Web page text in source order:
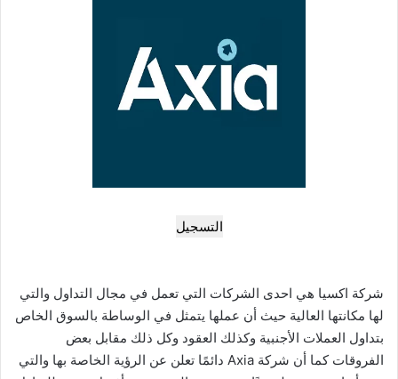
التسجيل
شركة اكسيا هي احدى الشركات التي تعمل في مجال التداول والتي
لها مكانتها العالية حيث أن عملها يتمثل في الوساطة بالسوق الخاص
بتداول العملات الأجنبية وكذلك العقود وكل ذلك مقابل بعض
الفروقات كما أن شركة Axia دائمًا تعلن عن الرؤية الخاصة بها والتي